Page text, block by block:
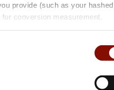
provide (such as your hashed
conversion measurement.